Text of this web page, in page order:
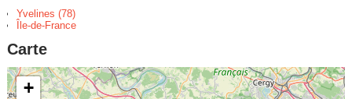
Yvelines (78)
Île-de-France
Carte
+